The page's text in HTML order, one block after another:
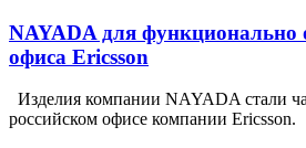
NAYADA для функционально
офиса Ericsson
Изделия компании NAYADA стали
российском офисе компании Ericsson.